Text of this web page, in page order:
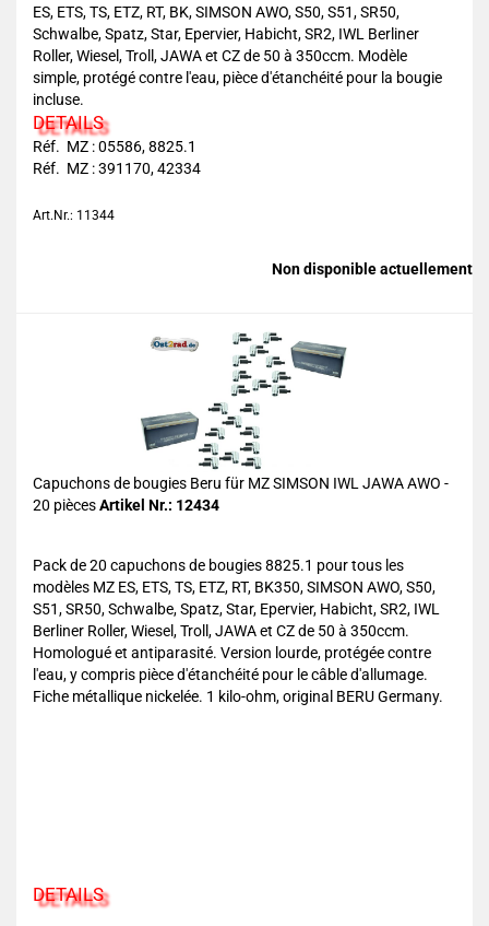
ES, ETS, TS, ETZ, RT, BK, SIMSON AWO, S50, S51, SR50,
Schwalbe, Spatz, Star, Epervier, Habicht, SR2, IWL Berliner
Roller, Wiesel, Troll, JAWA et CZ de 50 à 350ccm. Modèle
simple, protégé contre l'eau, pièce d'étanchéité pour la bougie
incluse.
DETAILS
Réf. MZ : 05586, 8825.1
Réf. MZ : 391170, 42334
Art.Nr.: 11344
Non disponible actuellement
Capuchons de bougies Beru für MZ SIMSON IWL JAWA AWO -
20 piècesArtikel Nr.: 12434
Pack de 20 capuchons de bougies 8825.1 pour tous les
modèles MZ ES, ETS, TS, ETZ, RT, BK350, SIMSON AWO, S50,
S51, SR50, Schwalbe, Spatz, Star, Epervier, Habicht, SR2, IWL
Berliner Roller, Wiesel, Troll, JAWA et CZ de 50 à 350ccm.
Homologué et antiparasité. Version lourde, protégée contre
l'eau, y compris pièce d'étanchéité pour le câble d'allumage.
Fiche métallique nickelée. 1 kilo-ohm, original BERU Germany.
DETAILS